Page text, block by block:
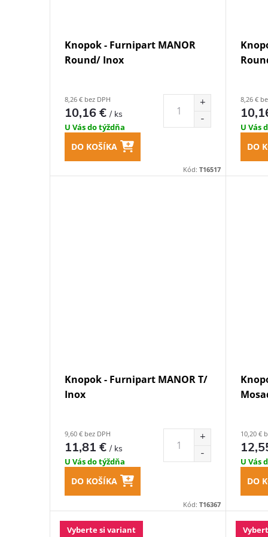
Knopok - Furnipart MANOR
Round/ Inox
8,26 € bez DPH
10,16 €/ ks
U Vás do týždňa
DO KOŠÍKA
Kód:T16517
8,26 €
U Vás
DO
Knopok - Furnipart MANOR T/
Inox
9,60 € bez DPH
11,81 €/ ks
U Vás do týždňa
DO KOŠÍKA
Kód:T16367
10,20 €
U Vás
DO
Vyberte si variant